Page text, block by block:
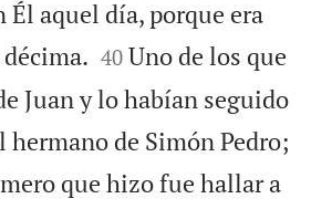
Él aquel día, porque era


40 Uno de los que
Juan y lo habían seguido
hermano de Simón Pedro;
que hizo fue hallar a